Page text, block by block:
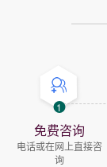
1
免费咨询
电话或在网上直接咨
询